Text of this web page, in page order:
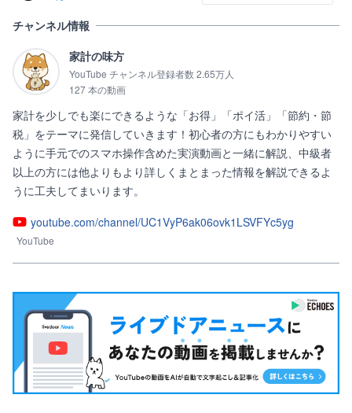
チャンネル情報
家計の味方
YouTube チャンネル登録者数 2.65万人
127 本の動画
家計を少しでも楽にできるような「お得」「ポイ活」「節約・節
税」をテーマに発信していきます！初心者の方にもわかりやすい
ように手元でのスマホ操作含めた実演動画と一緒に解説、中級者
以上の方には他よりもより詳しくまとまった情報を解説できるよ
うに工夫してまいります。
youtube.com/channel/UC1VyP6ak06ovk1LSVFYc5yg
YouTube